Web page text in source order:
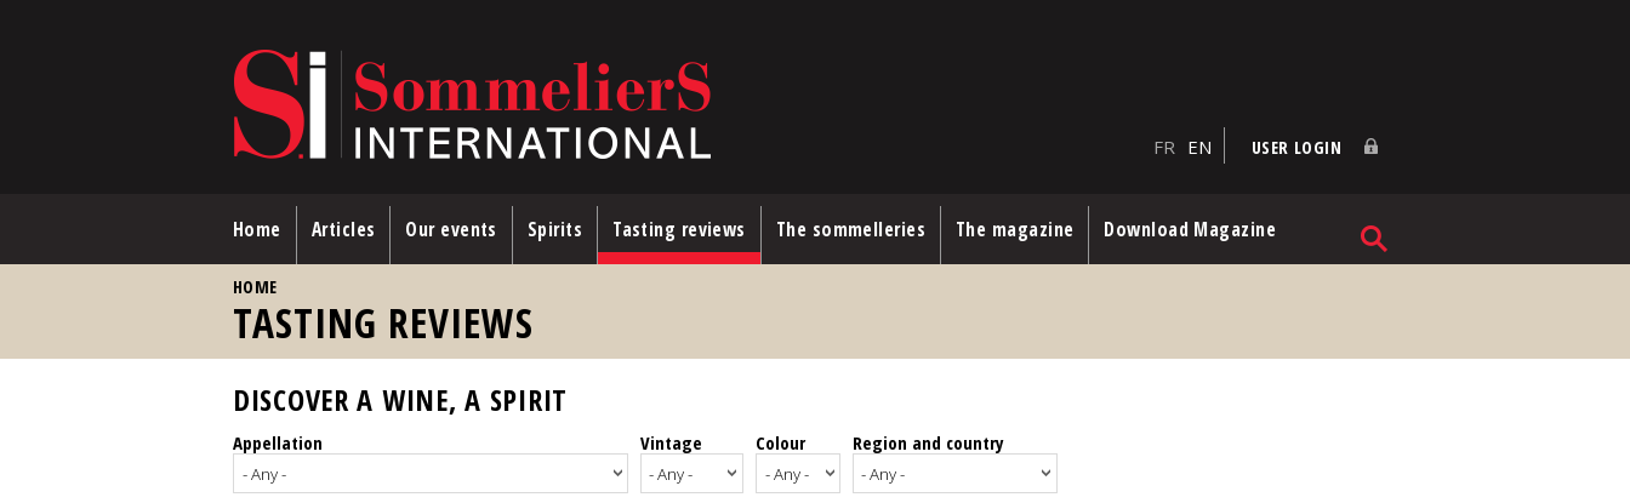
FR EN USER LOGIN
Home Articles Our events Spirits Tasting reviews The sommelleries The magazine Download Magazine
HOME
TASTING REVIEWS
DISCOVER A WINE, A SPIRIT
Appellation Vintage Colour Region and country